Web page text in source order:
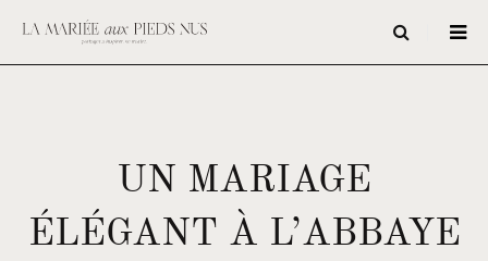
UN MARIAGE
ÉLÉGANT À L’ABBAYE